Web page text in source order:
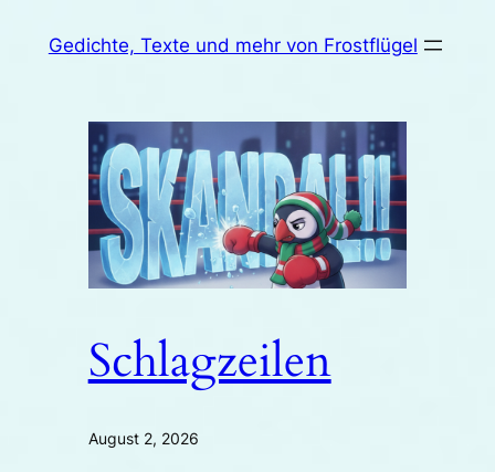
InhaltGedichte, Texte und mehr von Frostflügel
Schlagzeilen
August 2, 2026